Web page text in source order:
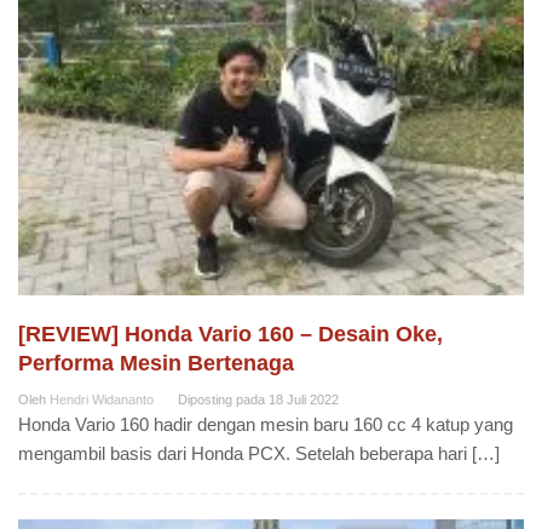
[REVIEW] Honda Vario 160 – Desain Oke,
Performa Mesin Bertenaga
Oleh Hendri Widananto Diposting pada 18 Juli 2022
Honda Vario 160 hadir dengan mesin baru 160 cc 4 katup yang
mengambil basis dari Honda PCX. Setelah beberapa hari […]